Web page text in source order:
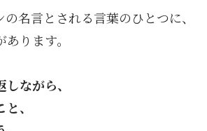
名言とされる言葉のひとつに、
ります。
ながら、
、